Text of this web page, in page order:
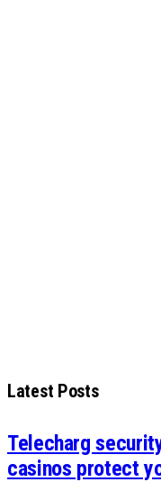
Latest Posts
Telecharg
casinos protect